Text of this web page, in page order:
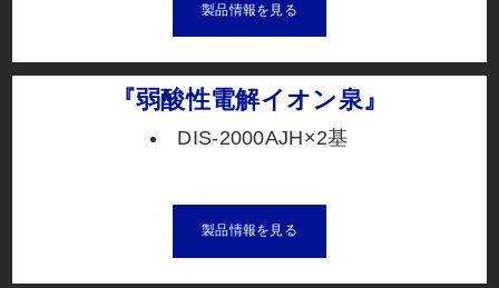
製品情報を見る
『弱酸性電解イオン泉』
DIS-2000AJH×2基
製品情報を見る